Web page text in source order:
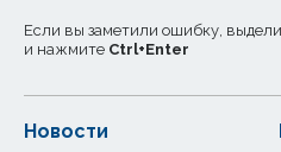
Если вы заметили ошибку,
и нажмите Ctrl+Enter
Новости